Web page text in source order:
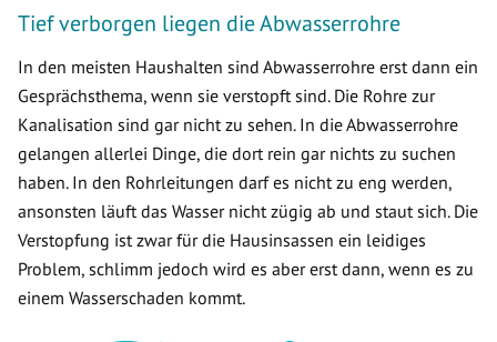
Tief verborgen liegen die Abwasserrohre
In den meisten Haushalten sind Abwasserrohre erst dann ein
Gesprächsthema, wenn sie verstopft sind. Die Rohre zur
Kanalisation sind gar nicht zu sehen. In die Abwasserrohre
gelangen allerlei Dinge, die dort rein gar nichts zu suchen
haben. In den Rohrleitungen darf es nicht zu eng werden,
ansonsten läuft das Wasser nicht zügig ab und staut sich. Die
Verstopfung ist zwar für die Hausinsassen ein leidiges
Problem, schlimm jedoch wird es aber erst dann, wenn es zu
einem Wasserschaden kommt.